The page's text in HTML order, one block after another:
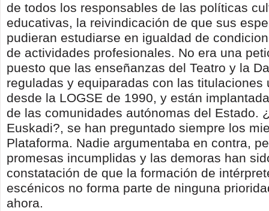
de todos los responsables de las políticas
educativas, la reivindicación de que sus
pudieran estudiarse en igualdad de
de actividades profesionales. No era una
puesto que las enseñanzas del Teatro y la
reguladas y equiparadas con las titulaciones
desde la LOGSE de 1990, y están
de las comunidades autónomas del Estado.
Euskadi?, se han preguntado siempre los
Plataforma. Nadie argumentaba en contra,
promesas incumplidas y las demoras han
constatación de que la formación de
escénicos no forma parte de ninguna
ahora.